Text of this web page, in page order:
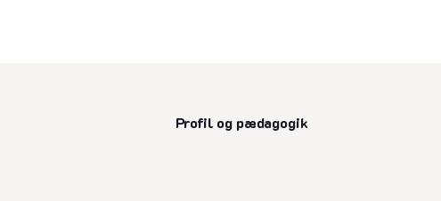
Profil og pædagogiksenest opdateret 3. juli 2025